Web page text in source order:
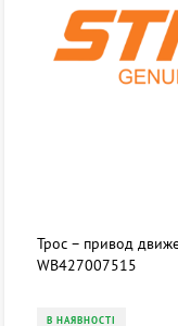
Трос – привод
WB427007515
В НАЯВНОСТІ